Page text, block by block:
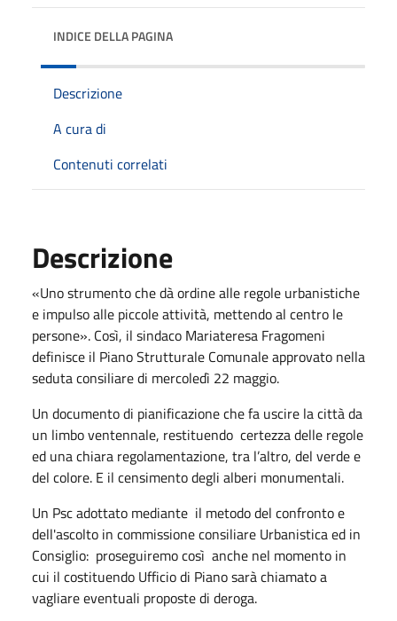
INDICE DELLA PAGINA
Descrizione
A cura di
Contenuti correlati
Descrizione
«Uno strumento che dà ordine alle regole urbanistiche
e impulso alle piccole attività, mettendo al centro le
persone». Così, il sindaco Mariateresa Fragomeni
definisce il Piano Strutturale Comunale approvato nella
seduta consiliare di mercoledì 22 maggio.
Un documento di pianificazione che fa uscire la città da
un limbo ventennale, restituendo certezza delle regole
ed una chiara regolamentazione, tra l’altro, del verde e
del colore. E il censimento degli alberi monumentali.
Un Psc adottato mediante il metodo del confronto e
dell'ascolto in commissione consiliare Urbanistica ed in
Consiglio: proseguiremo così anche nel momento in
cui il costituendo Ufficio di Piano sarà chiamato a
vagliare eventuali proposte di deroga.